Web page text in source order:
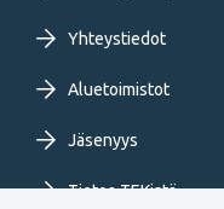
Yhteystiedot
Aluetoimistot
Jäsenyys
Tietoa TEKistä